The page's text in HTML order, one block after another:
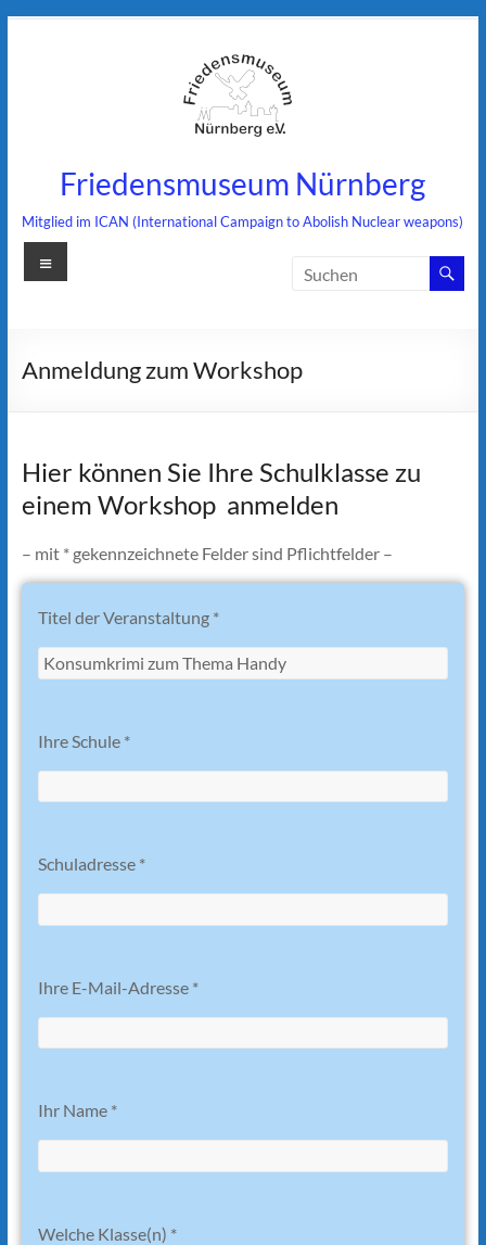
Friedensmuseum Nürnberg
Mitglied im ICAN (International Campaign to Abolish Nuclear weapons)
Menü
Anmeldung zum Workshop
Hier können Sie Ihre Schulklasse zu
einem Workshop anmelden
– mit * gekennzeichnete Felder sind Pflichtfelder –
Titel der Veranstaltung *
Ihre Schule *
Schuladresse *
Ihre E-Mail-Adresse *
Ihr Name *
Welche Klasse(n) *